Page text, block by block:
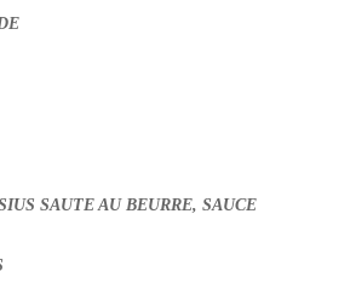
SAUTE AU BEURRE, SAUCE